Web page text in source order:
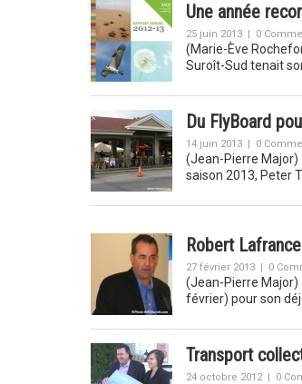
Une année
25 juin 2013 | 0
(Marie-Ève
Suroît-Sud tenait
Du FlyBoard
14 juin 2013 | 0
(Jean-Pierre Major)
saison 2013, Peter
Robert
27 février 2013 | 0
(Jean-Pierre Major)
février) pour son
Transport
24 octobre 2012 | 0